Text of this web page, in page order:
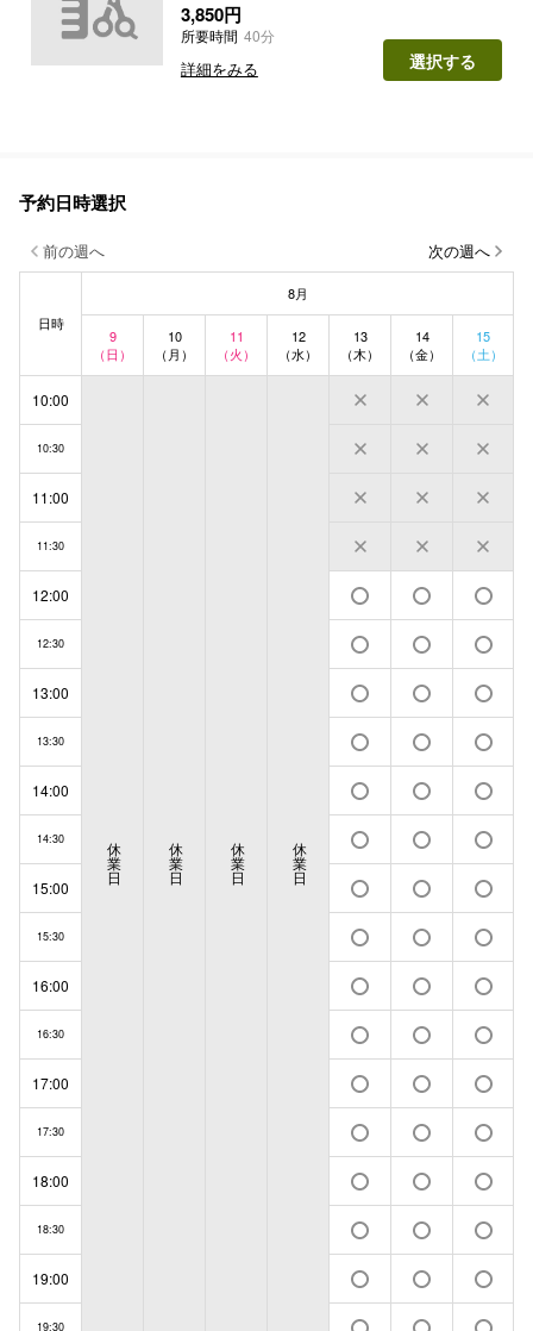
3,850円
所要時間 40分
詳細をみる 選択する
予約日時選択
前の週へ 次の週へ
日時
8月
9
（日）
10
（月）
11
（火）
12
（水）
13
（木）
14
（金）
15
（土）
10:00
休
業
日
休
業
日
休
業
日
休
業
日
10:30
11:00
11:30
12:00
12:30
13:00
13:30
14:00
14:30
15:00
15:30
16:00
16:30
17:00
17:30
18:00
18:30
19:00
19:30